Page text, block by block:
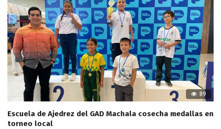
89
Escuela de Ajedrez del GAD Machala cosecha medallas en
torneo local